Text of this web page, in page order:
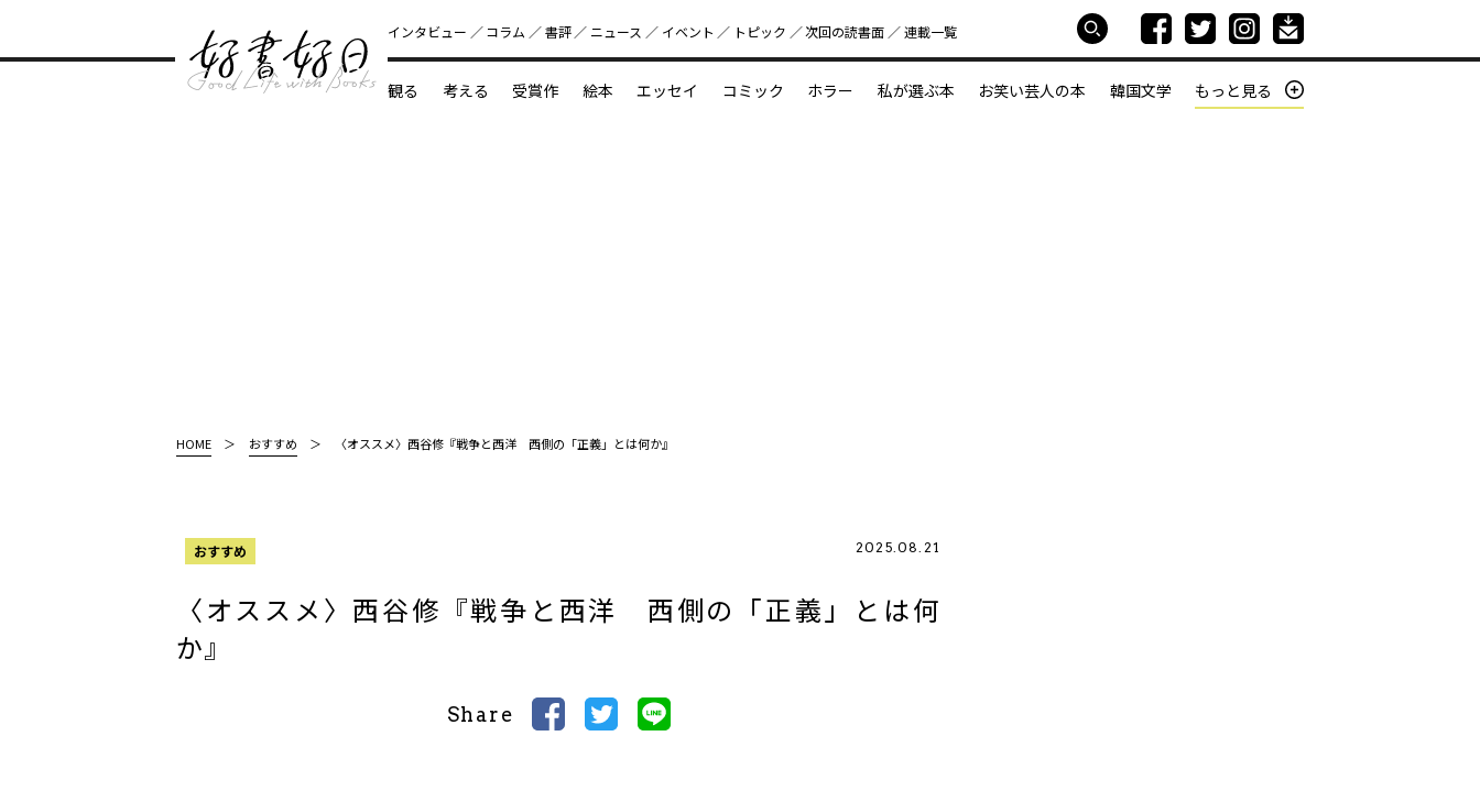
好書好日
インタビュー コラム 書評 ニュース イベント トピック 次回の読書⾯ 連載一覧
観る 考える 受賞作 絵本 エッセイ コミック ホラー 私が選ぶ本 お笑い芸人の本 韓国文学 もっと見る
HOME おすすめ 〈オススメ〉西谷修『戦争と西洋 西側の「正義」とは何か』
おすすめ 2025.08.21
〈オススメ〉西谷修『戦争と西洋 西側の「正義」とは何
か』
Share